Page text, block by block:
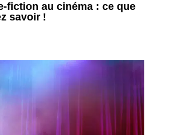
fiction au cinéma : ce que
savoir !